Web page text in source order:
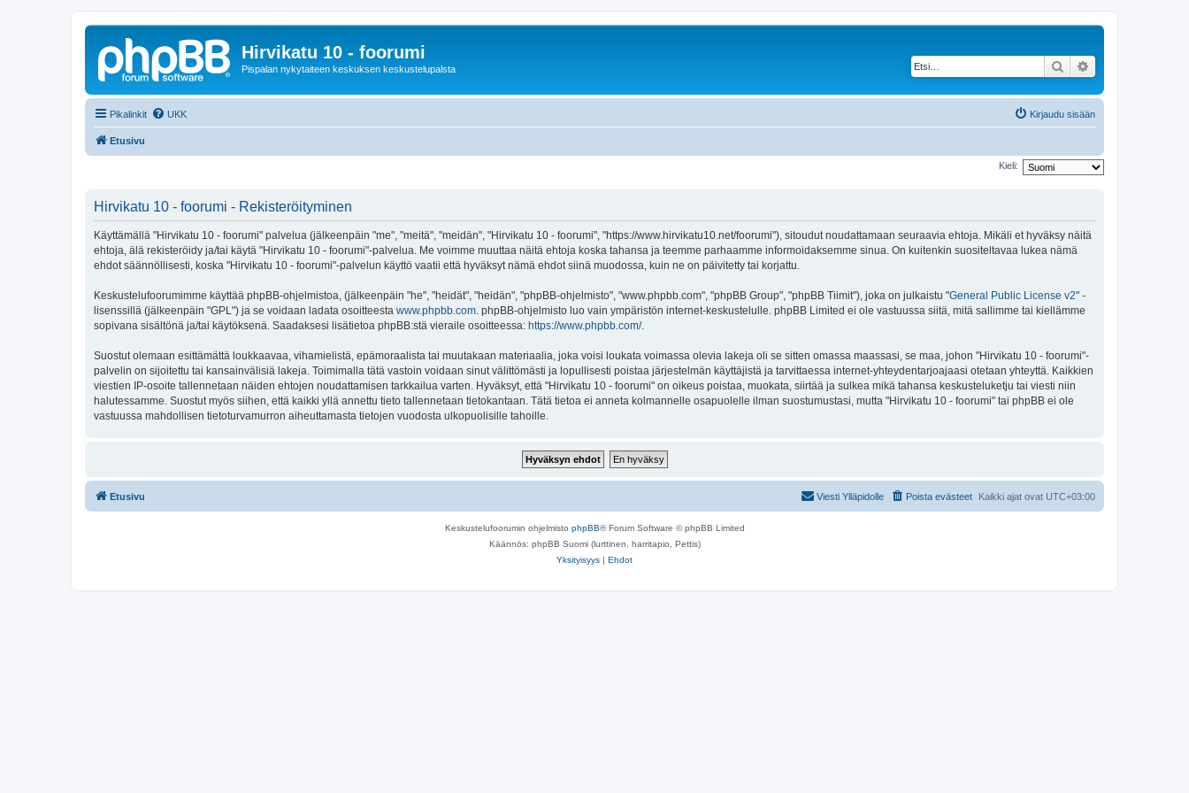
Hirvikatu 10 - foorumi
Pispalan nykytaiteen keskuksen keskustelupalsta Etsi
Pikalinkit UKK Kirjaudu sisään
Etusivu
Kieli:
Hirvikatu 10 - foorumi - Rekisteröityminen
Käyttämällä "Hirvikatu 10 - foorumi" palvelua (jälkeenpäin "me", "meitä", "meidän", "Hirvikatu 10 - foorumi", "https://www.hirvikatu10.net/foorumi"), sitoudut noudattamaan seuraavia ehtoja. Mikäli et hyväksy näitä
ehtoja, älä rekisteröidy ja/tai käytä "Hirvikatu 10 - foorumi"-palvelua. Me voimme muuttaa näitä ehtoja koska tahansa ja teemme parhaamme informoidaksemme sinua. On kuitenkin suositeltavaa lukea nämä
ehdot säännöllisesti, koska "Hirvikatu 10 - foorumi"-palvelun käyttö vaatii että hyväksyt nämä ehdot siinä muodossa, kuin ne on päivitetty tai korjattu.
Keskustelufoorumimme käyttää phpBB-ohjelmistoa, (jälkeenpäin "he", "heidät", "heidän", "phpBB-ohjelmisto", "www.phpbb.com", "phpBB Group", "phpBB Tiimit"), joka on julkaistu "General Public License v2" -
lisenssillä (jälkeenpäin "GPL") ja se voidaan ladata osoitteesta www.phpbb.com. phpBB-ohjelmisto luo vain ympäristön internet-keskustelulle. phpBB Limited ei ole vastuussa siitä, mitä sallimme tai kiellämme
sopivana sisältönä ja/tai käytöksenä. Saadaksesi lisätietoa phpBB:stä vieraile osoitteessa: https://www.phpbb.com/.
Suostut olemaan esittämättä loukkaavaa, vihamielistä, epämoraalista tai muutakaan materiaalia, joka voisi loukata voimassa olevia lakeja oli se sitten omassa maassasi, se maa, johon "Hirvikatu 10 - foorumi"-
palvelin on sijoitettu tai kansainvälisiä lakeja. Toimimalla tätä vastoin voidaan sinut välittömästi ja lopullisesti poistaa järjestelmän käyttäjistä ja tarvittaessa internet-yhteydentarjoajaasi otetaan yhteyttä. Kaikkien
viestien IP-osoite tallennetaan näiden ehtojen noudattamisen tarkkailua varten. Hyväksyt, että "Hirvikatu 10 - foorumi" on oikeus poistaa, muokata, siirtää ja sulkea mikä tahansa keskusteluketju tai viesti niin
halutessamme. Suostut myös siihen, että kaikki yllä annettu tieto tallennetaan tietokantaan. Tätä tietoa ei anneta kolmannelle osapuolelle ilman suostumustasi, mutta "Hirvikatu 10 - foorumi" tai phpBB ei ole
vastuussa mahdollisen tietoturvamurron aiheuttamasta tietojen vuodosta ulkopuolisille tahoille.
Etusivu Kaikki ajat ovat UTC+03:00
Poista evästeet
Viesti Ylläpidolle
Keskustelufoorumin ohjelmisto phpBB® Forum Software © phpBB Limited
Käännös: phpBB Suomi (lurttinen, harritapio, Pettis)
Yksityisyys | Ehdot